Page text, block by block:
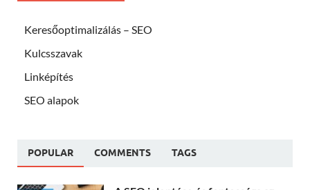
Keresőoptimalizálás – SEO
Kulcsszavak
Linképítés
SEO alapok
POPULAR COMMENTS TAGS